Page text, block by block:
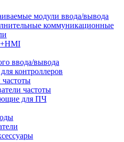
модули ввода/вывода
коммуникационные
ввода/вывода
контроллеров
частоты
частоты
для ПЧ